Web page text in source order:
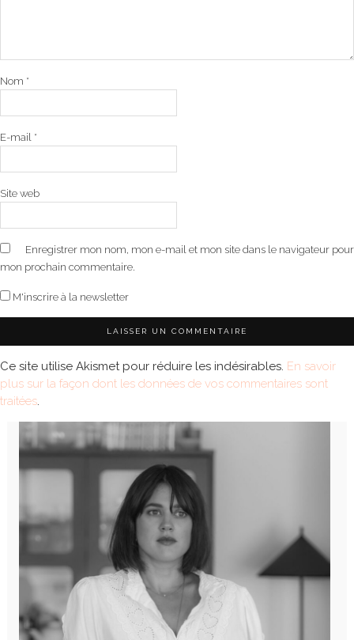
Nom *
E-mail *
Site web
Enregistrer mon nom, mon e-mail et mon site dans le navigateur pour
mon prochain commentaire.
M'inscrire à la newsletter
Ce site utilise Akismet pour réduire les indésirables. En savoir
plus sur la façon dont les données de vos commentaires sont
traitées.